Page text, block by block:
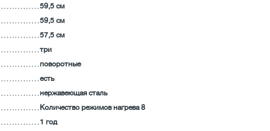
59,5 см
59,5 см
57,5 см
три
поворотные
есть
нержавеющая сталь
Количество режимов нагрева 8
1 год